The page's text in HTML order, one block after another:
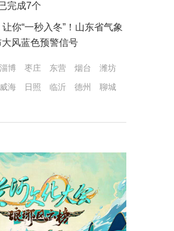
完成7个
你“一秒入冬”！山东省气象
风蓝色预警信号
淄博 枣庄 东营 烟台
潍坊
威海 日照 临沂 德州
聊城